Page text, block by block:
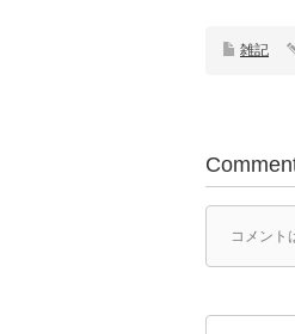
雑記
コメント